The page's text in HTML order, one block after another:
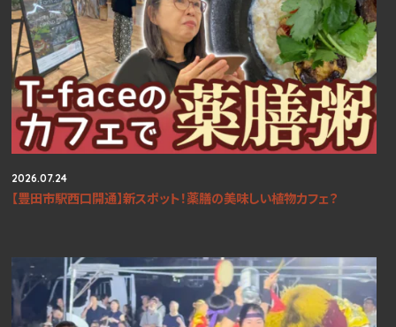
2026.07.24
【豊田市駅西口開通】新スポット！薬膳の美味しい植物カフェ？